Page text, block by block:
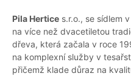
Pila Hertice s.r.o., se sídlem
na více než dvacetiletou
dřeva, která začala v roce
na komplexní služby v
přičemž klade důraz na